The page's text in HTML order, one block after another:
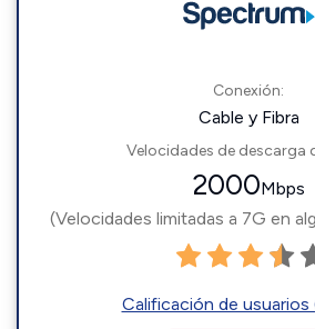
Conexión:
Cable y Fibra
Velocidades de descarga
2000Mbps
(Velocidades limitadas a 7G en
Calificación de